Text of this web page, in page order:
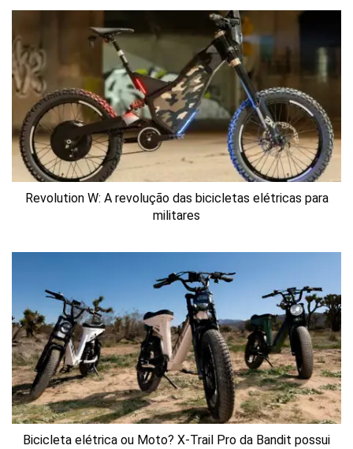
Revolution W: A revolução das bicicletas elétricas para
militares
Bicicleta elétrica ou Moto? X-Trail Pro da Bandit possui